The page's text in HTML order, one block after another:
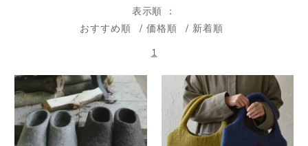
表示順
おすすめ順
価格順
新着順
1